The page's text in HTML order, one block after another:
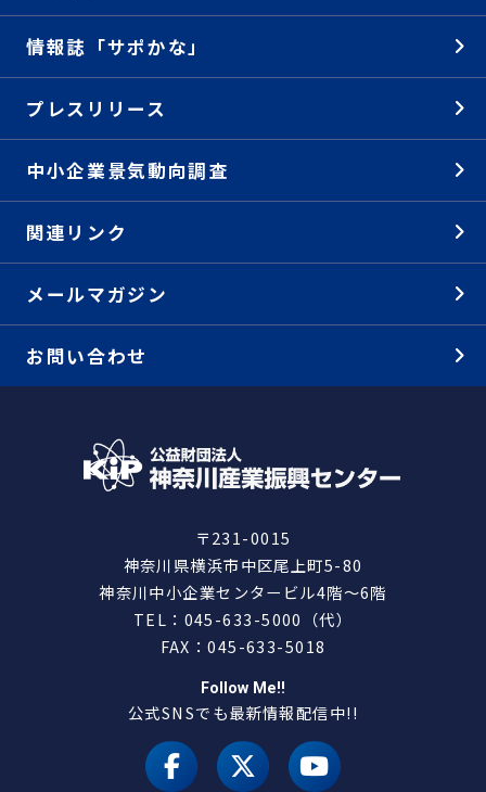
情報誌「サポかな」
プレスリリース
中小企業景気動向調査
関連リンク
メールマガジン
お問い合わせ
〒231-0015
神奈川県横浜市中区尾上町5-80
神奈川中小企業センタービル4階～6階
TEL：045-633-5000（代）
FAX：045-633-5018
Follow Me!!
公式SNSでも最新情報配信中!!
facebookX（旧 twitter）
youtube